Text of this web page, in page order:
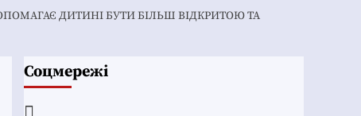
ДИТИНІ БУТИ БІЛЬШ ВІДКРИТОЮ ТА
Соцмережі